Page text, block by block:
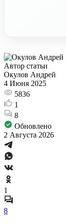
Автор статьи
Окулов Андрей
4 Июня 2025
5836
1
8
Обновлено
2 Августа 2026
1
8